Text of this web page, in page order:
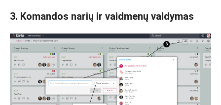
3. Komandos narių ir vaidmenų valdymas